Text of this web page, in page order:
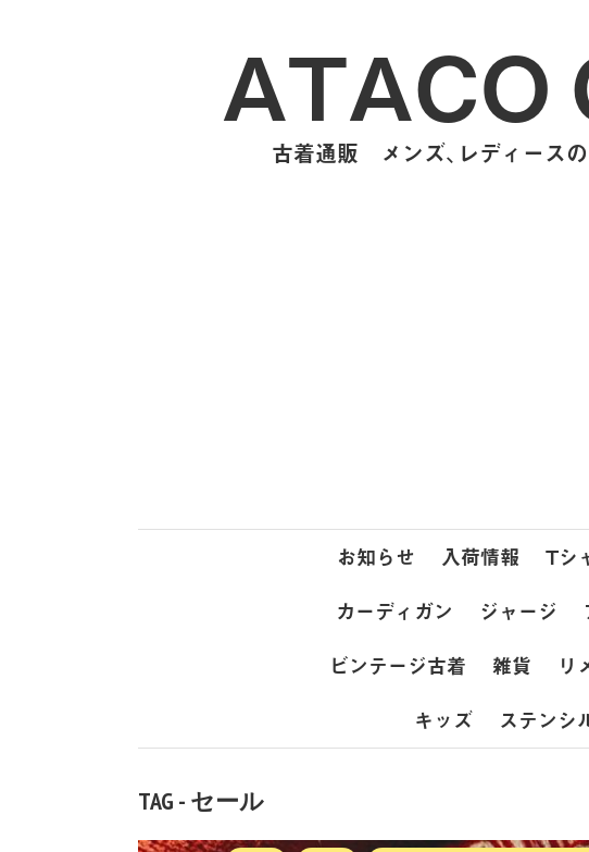
ATACO
古着通販 メンズ、レディース
お知らせ 入荷情報 Tシ
カーディガン
ジャージ
ビンテージ古着
雑貨 リ
キッズ
ステンシ
TAG - セール